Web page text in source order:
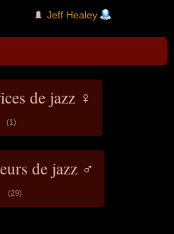
Jeff Healey
de jazz ♀
(1)
de jazz ♂
(29)